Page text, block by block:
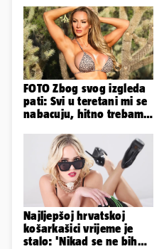
FOTO Zbog svog izgleda
pati: Svi u teretani mi se
nabacuju, hitno trebam
Najljepšoj hrvatskoj
košarkašici vrijeme je
stalo: 'Nikad se ne bih